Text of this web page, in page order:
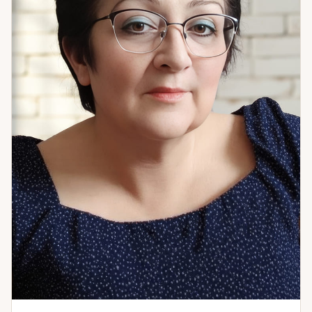
«правда», а понимание — что именно происходит и что с
этим делать — приходите на консультацию.